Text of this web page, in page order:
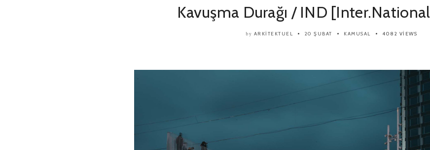
Kavuşma Durağı / IND
by ARKITEKTUEL 20 ŞUBAT KAMUSAL 4082 VIEWS